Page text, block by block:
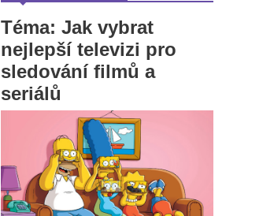
Téma: Jak vybrat
nejlepší televizi pro
sledování filmů a
seriálů